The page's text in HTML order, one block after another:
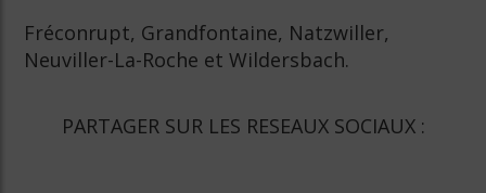
Fréconrupt, Grandfontaine, Natzwiller,
Neuviller-La-Roche et Wildersbach.
PARTAGER SUR LES RESEAUX SOCIAUX :